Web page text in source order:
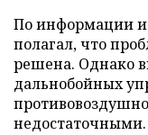
По информации
полагал, что
решена. Однако
дальнобойных
недостаточными.